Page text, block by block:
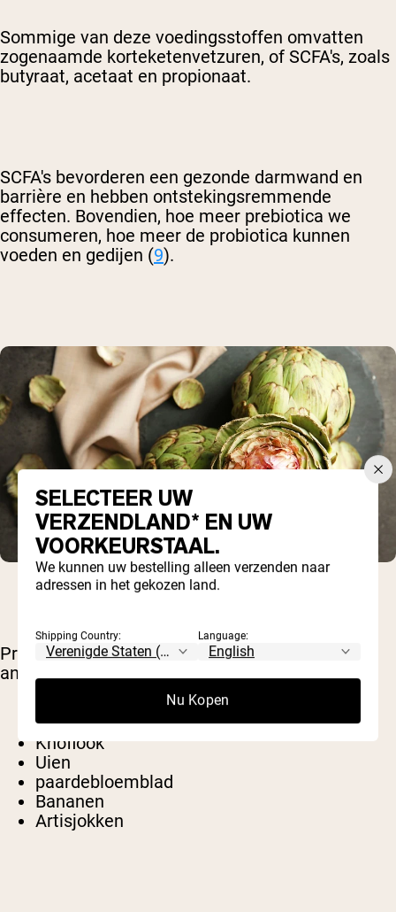
Sommige van deze voedingsstoffen omvatten
zogenaamde korteketenvetzuren, of SCFA's, zoals
butyraat, acetaat en propionaat.
SCFA's bevorderen een gezonde darmwand en
barrière en hebben ontstekingsremmende
effecten. Bovendien, hoe meer prebiotica we
consumeren, hoe meer de probiotica kunnen
voeden en gedijen (9).
Prebiotisch rijke voedingsmiddelen zijn onder
andere:
Prei
Knoflook
Uien
paardebloemblad
Bananen
Artisjokken
SELECTEER UW
VERZENDLAND* EN UW
VOORKEURSTAAL.
We kunnen uw bestelling alleen verzenden naar
adressen in het gekozen land.
Shipping Country: Language:
Nu Kopen